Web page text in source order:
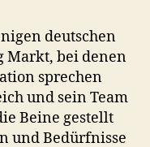
deutschen
Markt, bei denen
sprechen
und sein Team
Beine gestellt
und Bedürfnisse